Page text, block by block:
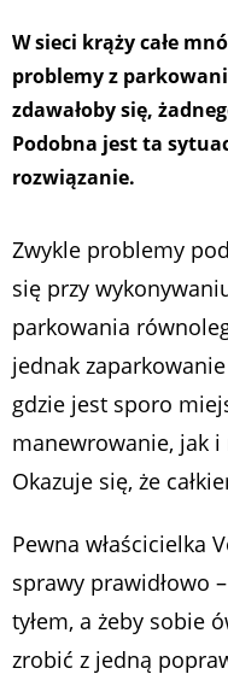
W sieci krąży całe
problemy z
zdawałoby się,
Podobna jest ta
rozwiązanie.
Zwykle problemy
się przy
parkowania
jednak
gdzie jest sporo
manewrowanie, jak
Okazuje się, że
Pewna właścicielka
sprawy prawidłowo
tyłem, a żeby sobie
zrobić z jedną